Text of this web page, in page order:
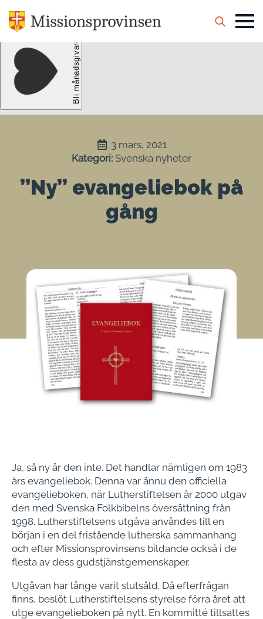
Search
3 mars, 2021
Kategori: Svenska nyheter
”Ny” evangeliebok på
gång
Ja, så ny är den inte. Det handlar nämligen om 1983
års evangeliebok. Denna var ännu den officiella
evangelieboken, när Lutherstiftelsen år 2000 utgav
den med Svenska Folkbibelns översättning från
1998. Lutherstiftelsens utgåva användes till en
början i en del fristående lutherska sammanhang
och efter Missionsprovinsens bildande också i de
flesta av dess gudstjänstgemenskaper.
Utgåvan har länge varit slutsåld. Då efterfrågan
finns, beslöt Lutherstiftelsens styrelse förra året att
utge evangelieboken på nytt. En kommitté tillsattes